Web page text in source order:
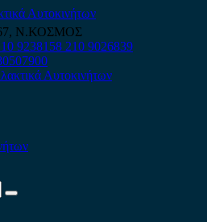
Ν.ΚΟΣΜΟΣ
9238158 210 9026839